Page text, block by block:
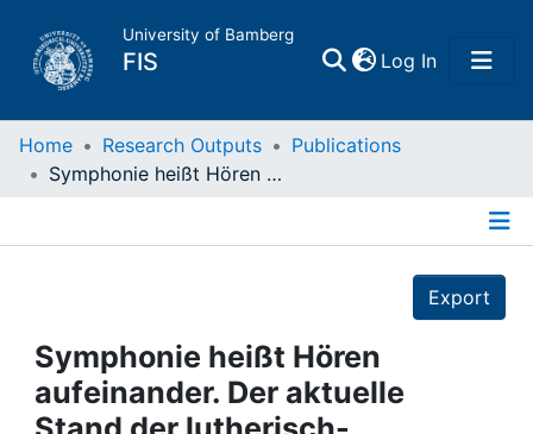
University of Bamberg
FIS Log In(current)
Home
Projects
People
Home Research Outputs
Publications
Symphonie heißt Hören aufeinander. Der aktuelle Stand der lutherisch- katholischen (Konsens-)Ökumene
Export
Symphonie heißt Hören
aufeinander. Der aktuelle